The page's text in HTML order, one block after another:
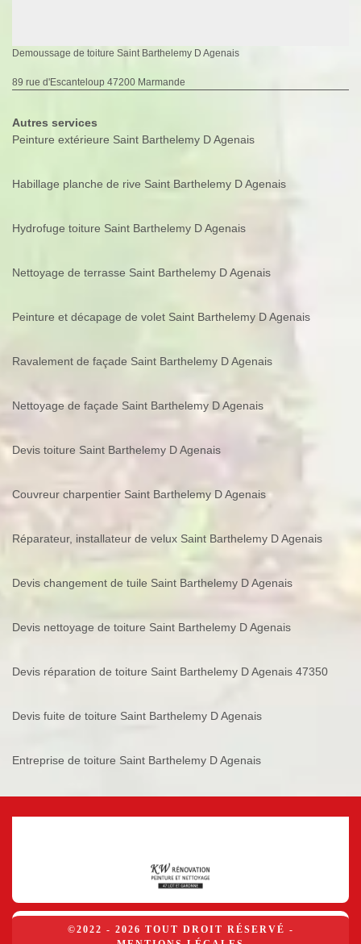
Demoussage de toiture Saint Barthelemy D Agenais
89 rue d'Escanteloup 47200 Marmande
Autres services
Peinture extérieure Saint Barthelemy D Agenais
Habillage planche de rive Saint Barthelemy D Agenais
Hydrofuge toiture Saint Barthelemy D Agenais
Nettoyage de terrasse Saint Barthelemy D Agenais
Peinture et décapage de volet Saint Barthelemy D Agenais
Ravalement de façade Saint Barthelemy D Agenais
Nettoyage de façade Saint Barthelemy D Agenais
Devis toiture Saint Barthelemy D Agenais
Couvreur charpentier Saint Barthelemy D Agenais
Réparateur, installateur de velux Saint Barthelemy D Agenais
Devis changement de tuile Saint Barthelemy D Agenais
Devis nettoyage de toiture Saint Barthelemy D Agenais
Devis réparation de toiture Saint Barthelemy D Agenais 47350
Devis fuite de toiture Saint Barthelemy D Agenais
Entreprise de toiture Saint Barthelemy D Agenais
©2022 - 2026 TOUT DROIT RÉSERVÉ -